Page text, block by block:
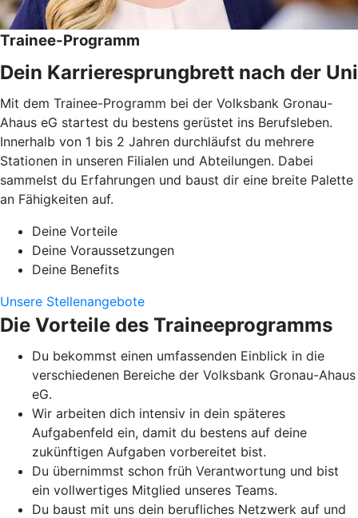
Trainee-Programm
Dein Karrieresprungbrett nach der Uni
Mit dem Trainee-Programm bei der Volksbank Gronau-
Ahaus eG startest du bestens gerüstet ins Berufsleben.
Innerhalb von 1 bis 2 Jahren durchläufst du mehrere
Stationen in unseren Filialen und Abteilungen. Dabei
sammelst du Erfahrungen und baust dir eine breite Palette
an Fähigkeiten auf.
Deine Vorteile
Deine Voraussetzungen
Deine Benefits
Unsere Stellenangebote
Die Vorteile des Traineeprogramms
Du bekommst einen umfassenden Einblick in die
verschiedenen Bereiche der Volksbank Gronau-Ahaus
eG.
Wir arbeiten dich intensiv in dein späteres
Aufgabenfeld ein, damit du bestens auf deine
zukünftigen Aufgaben vorbereitet bist.
Du übernimmst schon früh Verantwortung und bist
ein vollwertiges Mitglied unseres Teams.
Du baust mit uns dein berufliches Netzwerk auf und